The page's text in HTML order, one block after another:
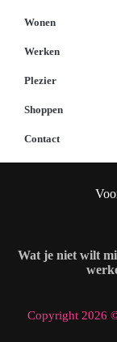
Wonen
Werken
Plezier
Shoppen
Contact
Wat je niet wilt
Copyright 2026